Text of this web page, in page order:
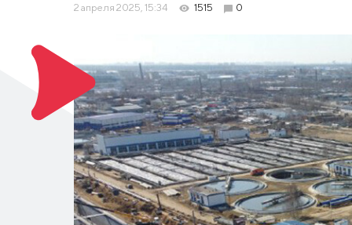
2 апреля 2025, 15:34 1515 0